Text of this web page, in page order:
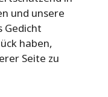
und unsere
Gedicht
haben,
Seite zu